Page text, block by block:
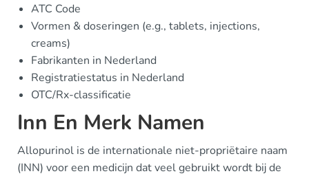
ATC Code
Vormen & doseringen (e.g., tablets, injections,
creams)
Fabrikanten in Nederland
Registratiestatus in Nederland
OTC/Rx-classificatie
Inn En Merk Namen
Allopurinol is de internationale niet-propriëtaire naam
(INN) voor een medicijn dat veel gebruikt wordt bij de